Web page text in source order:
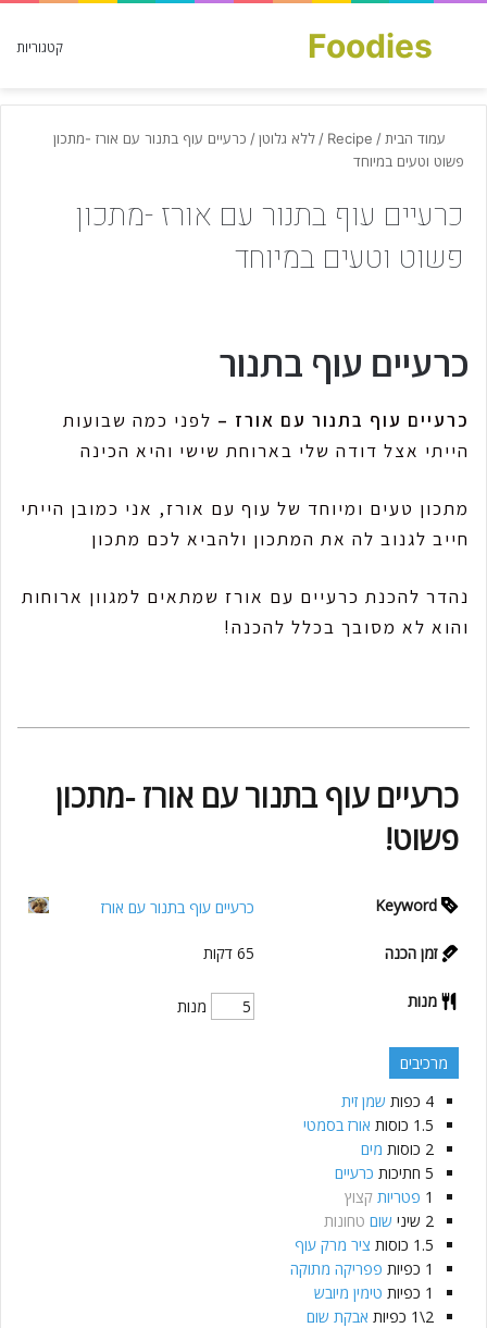
קטגוריות Foodies
חפש עבור
עמוד הבית /
Recipe
/ ללא גלוטן/ כרעיים עוף בתנור עם אורז -מתכון
פשוט וטעים במיוחד
כרעיים עוף בתנור עם אורז -מתכון
פשוט וטעים במיוחד
כרעיים עוף בתנור
כרעיים עוף בתנור עם אורז – לפני כמה שבועות
הייתי אצל דודה שלי בארוחת שישי והיא הכינה
מתכון טעים ומיוחד של עוף עם אורז, אני כמובן הייתי
חייב לגנוב לה את המתכון ולהביא לכם מתכון
נהדר להכנת כרעיים עם אורז שמתאים למגוון ארוחות
והוא לא מסובך בכלל להכנה!
כרעיים עוף בתנור עם אורז -מתכון
פשוט!
Keyword כרעיים עוף בתנור עם אורז
זמן הכנה 65 דקות
מנות מנות
מרכיבים
4 כפות שמן זית
1.5 כוסות אורז בסמטי
2 כוסות מים
5 חתיכות כרעיים
1 פטריות קצוץ
2 שיני שום טחונות
1.5 כוסות ציר מרק עוף
1 כפיות פפריקה מתוקה
1 כפיות טימין מיובש
2\1
כפיות אבקת שום